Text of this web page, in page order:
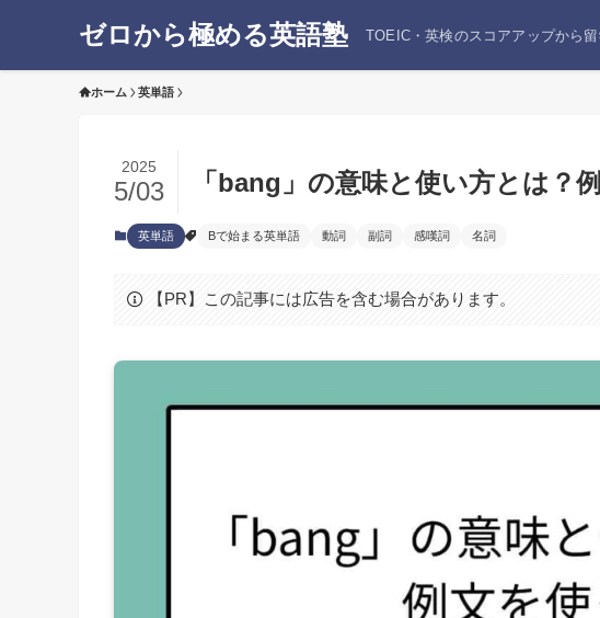
ゼロから極める英語塾 TOEIC・英検のスコアアップから
ホーム 英単語
「bang」の意味と使い方とは？
2025
5/03
英単語 Bで始まる英単語 動詞 副詞 感嘆詞 名詞
【PR】この記事には広告を含む場合があります。